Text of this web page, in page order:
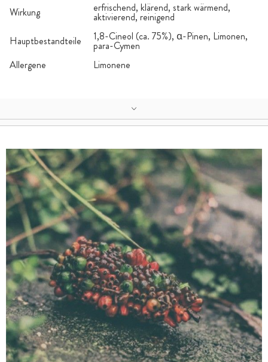
Wirkung
erfrischend, klärend, stark wärmend,
aktivierend, reinigend
Hauptbestandteile
1,8-Cineol (ca. 75%), ɑ-Pinen, Limonen,
para-Cymen
Allergene
Limonene